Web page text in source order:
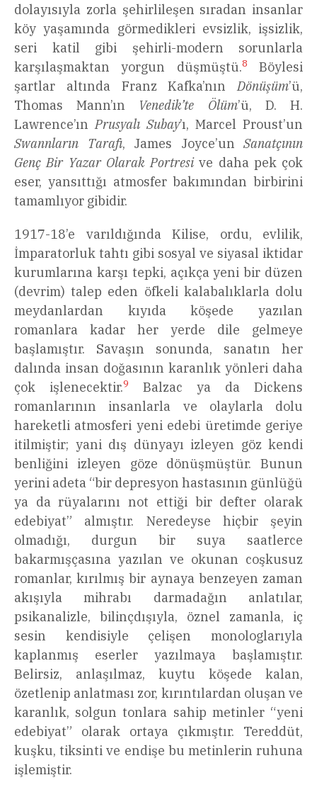
dolayısıyla zorla şehirlileşen sıradan insanlar
köy yaşamında görmedikleri evsizlik, işsizlik,
seri katil gibi şehirli-modern sorunlarla
karşılaşmaktan yorgun düşmüştü.8
Böylesi
şartlar altında Franz Kafka’nın Dönüşüm’ü,
Thomas Mann’ın Venedik’te Ölüm’ü, D. H.
Lawrence’ın Prusyalı Subay’ı, Marcel Proust’un
Swannların Tarafı, James Joyce’un Sanatçının
Genç Bir Yazar Olarak Portresive daha pek çok
eser, yansıttığı atmosfer bakımından birbirini
tamamlıyor gibidir.
1917-18’e varıldığında Kilise, ordu, evlilik,
İmparatorluk tahtı gibi sosyal ve siyasal iktidar
kurumlarına karşı tepki, açıkça yeni bir düzen
(devrim) talep eden öfkeli kalabalıklarla dolu
meydanlardan kıyıda köşede yazılan
romanlara kadar her yerde dile gelmeye
başlamıştır. Savaşın sonunda, sanatın her
dalında insan doğasının karanlık yönleri daha
çok işlenecektir.9
Balzac ya da Dickens
romanlarının insanlarla ve olaylarla dolu
hareketli atmosferi yeni edebi üretimde geriye
itilmiştir; yani dış dünyayı izleyen göz kendi
benliğini izleyen göze dönüşmüştür. Bunun
yerini adeta “bir depresyon hastasının günlüğü
ya da rüyalarını not ettiği bir defter olarak
edebiyat” almıştır. Neredeyse hiçbir şeyin
olmadığı, durgun bir suya saatlerce
bakarmışçasına yazılan ve okunan coşkusuz
romanlar, kırılmış bir aynaya benzeyen zaman
akışıyla mihrabı darmadağın anlatılar,
psikanalizle, bilinçdışıyla, öznel zamanla, iç
sesin kendisiyle çelişen monologlarıyla
kaplanmış eserler yazılmaya başlamıştır.
Belirsiz, anlaşılmaz, kuytu köşede kalan,
özetlenip anlatması zor, kırıntılardan oluşan ve
karanlık, solgun tonlara sahip metinler “yeni
edebiyat” olarak ortaya çıkmıştır. Tereddüt,
kuşku, tiksinti ve endişe bu metinlerin ruhuna
işlemiştir.